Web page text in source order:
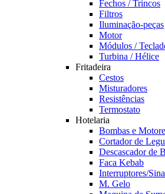
Fechos / Trincos
Filtros
Iluminação-peças
Motor
Módulos /
Turbina / Hélice
Fritadeira
Cestos
Misturadores
Resistências
Termostato
Hotelaria
Bombas e
Cortador de
Descascador de
Faca Kebab
Interruptores/
M. Gelo